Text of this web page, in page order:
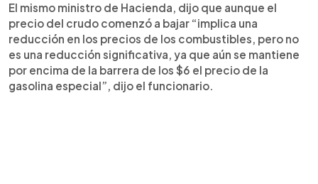
El mismo ministro de Hacienda, dijo que aunque el
precio del crudo comenzó a bajar “implica una
reducción en los precios de los combustibles, pero no
es una reducción significativa, ya que aún se mantiene
por encima de la barrera de los $6 el precio de la
gasolina especial”, dijo el funcionario.